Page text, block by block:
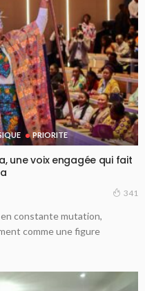
PRIORITE
une voix engagée qui fait
341
constante mutation,
comme une figure